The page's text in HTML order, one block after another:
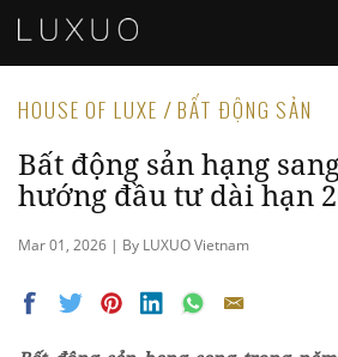
HOUSE OF LUXE / BẤT ĐỘNG SẢN
Bất động sản hạng
hướng đầu tư dài hạn
Mar 01, 2026 | By LUXUO Vietnam